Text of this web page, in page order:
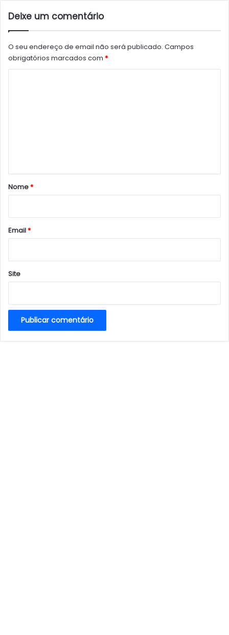
Deixe um comentário
O seu endereço de email não será publicado. Campos
obrigatórios marcados com *
r
*
Nome*
Email*
Site